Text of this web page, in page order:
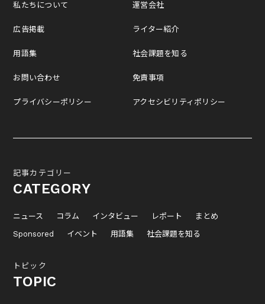
私たちについて
広告掲載
用語集
お問い合わせ
プライバシーポリシー
運営会社
ライター紹介
社会課題を知る
免責事項
アクセシビリティポリシー
記事カテゴリー
CATEGORY
ニュース コラム インタビュー レポート
まとめ
Sponsored
イベント 用語集 社会課題を知る
トピック
TOPIC